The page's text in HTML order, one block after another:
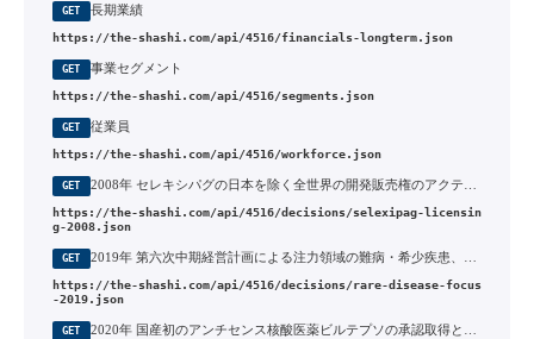
GET 長期業績
https://the-shashi.com/api/4516/financials-longterm.json
GET 事業セグメント
https://the-shashi.com/api/4516/segments.json
GET 従業員
https://the-shashi.com/api/4516/workforce.json
GET
https://the-shashi.com/api/4516/decisions/selexipag-licensin
g-2008.json
GET
https://the-shashi.com/api/4516/decisions/rare-disease-focus
-2019.json
GET